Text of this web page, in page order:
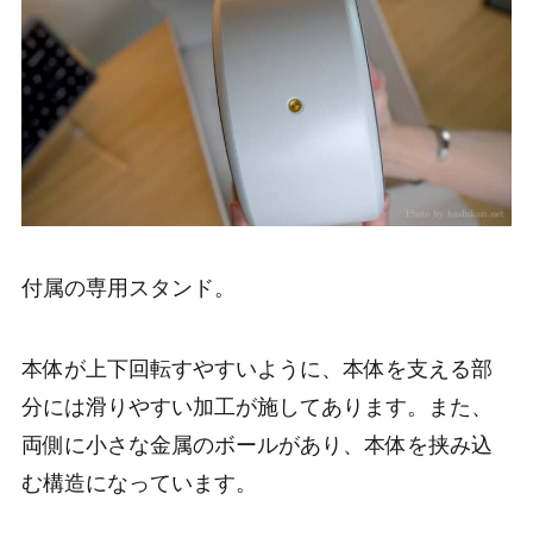
付属の専用スタンド。
本体が上下回転すやすいように、本体を支える部
分には滑りやすい加工が施してあります。また、
両側に小さな金属のボールがあり、本体を挟み込
む構造になっています。